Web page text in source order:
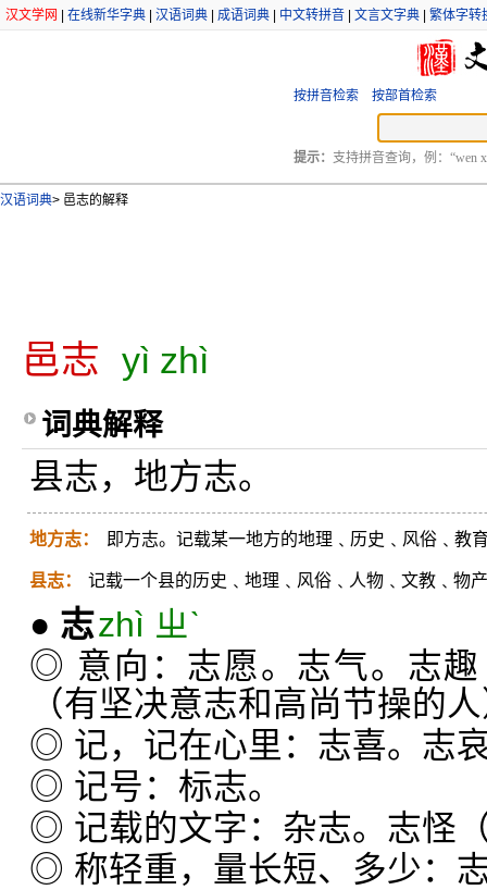
汉文学网 在线新华字典 汉语词典 成语词典 中文转拼音 文言文字典 繁体字转
按拼音检索 按部首检索
提示： 支持拼音查询，例：“wen
汉语词典> 邑志的解释
邑志 yì zhì
词典解释
县志，地方志。
地方志： 即方志。记载某一地方的地理﹑历史﹑风俗﹑教
县志： 记载一个县的历史﹑地理﹑风俗﹑人物﹑文教﹑物
● 志zhì ㄓˋ
◎ 意向：志愿。志气。志
（有坚决意志和高尚节操的
◎ 记，记在心里：志喜。志
◎ 记号：标志。
◎ 记载的文字：杂志。志怪
◎ 称轻重，量长短、多少：